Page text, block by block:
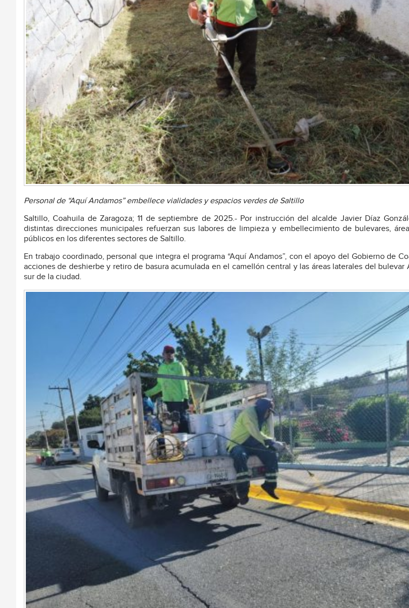
Personal de “Aquí Andamos” embellece vialidades y espacios verdes de Saltillo
Saltillo, Coahuila de Zaragoza; 11 de septiembre de 2025.- Por instrucción del alcalde Javier Díaz
distintas direcciones municipales refuerzan sus labores de limpieza y embellecimiento de bulevares,
públicos en los diferentes sectores de Saltillo.
En trabajo coordinado, personal que integra el programa “Aquí Andamos”, con el apoyo del Gobierno de
acciones de deshierbe y retiro de basura acumulada en el camellón central y las áreas laterales del bulevar
sur de la ciudad.